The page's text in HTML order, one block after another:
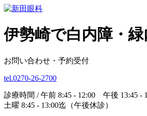
伊勢崎で白内障・
お問い合わせ・予約受付
tel.0270-26-2700
診療時間 / 午前 8:45 - 12:00 午後 13:45 -
土曜 8:45 - 13:00迄（午後休診）